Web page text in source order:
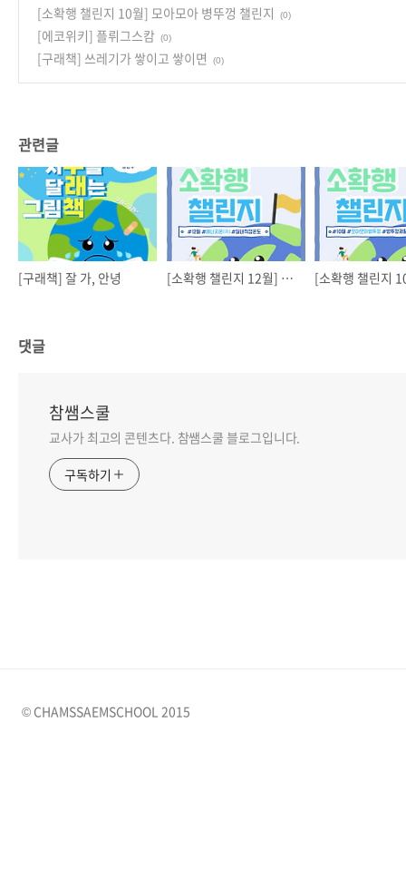
[소확행 챌린지 10월] 모아모아 병뚜껑 챌린지 (0)
[에코위키] 플뤼그스캄 (0)
[구래책] 쓰레기가 쌓이고 쌓이면 (0)
관련글
[구래책] 잘 가, 안녕 [소확행 챌린지 12월] 에너지온(溫)
댓글
참쌤스쿨
교사가 최고의 콘텐츠다. 참쌤스쿨 블로그입니다.
구독하기
© CHAMSSAEMSCHOOL 2015